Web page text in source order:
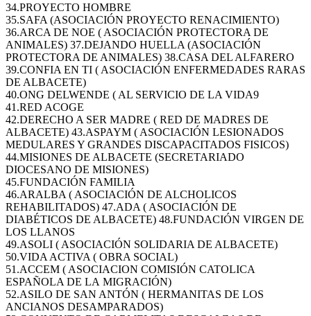
34.PROYECTO HOMBRE
35.SAFA (ASOCIACIÓN PROYECTO RENACIMIENTO)
36.ARCA DE NOE ( ASOCIACIÓN PROTECTORA DE
ANIMALES) 37.DEJANDO HUELLA (ASOCIACIÓN
PROTECTORA DE ANIMALES) 38.CASA DEL ALFARERO
39.CONFIA EN TI ( ASOCIACIÓN ENFERMEDADES RARAS
DE ALBACETE)
40.ONG DELWENDE ( AL SERVICIO DE LA VIDA9
41.RED ACOGE
42.DERECHO A SER MADRE ( RED DE MADRES DE
ALBACETE) 43.ASPAYM ( ASOCIACIÓN LESIONADOS
MEDULARES Y GRANDES DISCAPACITADOS FISICOS)
44.MISIONES DE ALBACETE (SECRETARIADO
DIOCESANO DE MISIONES)
45.FUNDACIÓN FAMILIA
46.ARALBA ( ASOCIACIÓN DE ALCHOLICOS
REHABILITADOS) 47.ADA ( ASOCIACIÓN DE
DIABÉTICOS DE ALBACETE) 48.FUNDACIÓN VIRGEN DE
LOS LLANOS
49.ASOLI ( ASOCIACIÓN SOLIDARIA DE ALBACETE)
50.VIDA ACTIVA ( OBRA SOCIAL)
51.ACCEM ( ASOCIACION COMISIÓN CATOLICA
ESPAÑOLA DE LA MIGRACIÓN)
52.ASILO DE SAN ANTÓN ( HERMANITAS DE LOS
ANCIANOS DESAMPARADOS)